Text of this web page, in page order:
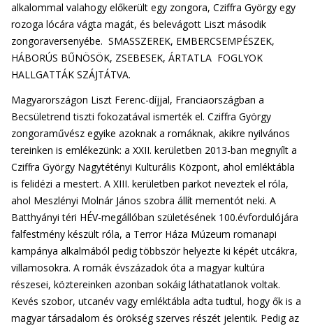
alkalommal valahogy előkerült egy zongora, Cziffra György egy
rozoga lócára vágta magát, és belevágott Liszt második
zongoraversenyébe. SMASSZEREK, EMBERCSEMPÉSZEK,
HÁBORÚS BŰNÖSÖK, ZSEBESEK, ÁRTATLA FOGLYOK
HALLGATTÁK SZÁJTÁTVA.
Magyarországon Liszt Ferenc-díjjal, Franciaországban a
Becsületrend tiszti fokozatával ismerték el. Cziffra György
zongoraművész egyike azoknak a romáknak, akikre nyilvános
tereinken is emlékezünk: a XXII. kerületben 2013-ban megnyílt a
Cziffra György Nagytétényi Kulturális Központ, ahol emléktábla
is felidézi a mestert. A XIII. kerületben parkot neveztek el róla,
ahol Meszlényi Molnár János szobra állít mementót neki. A
Batthyányi téri HÉV-megállóban születésének 100.évfordulójára
falfestmény készült róla, a Terror Háza Múzeum romanapi
kampánya alkalmából pedig többször helyezte ki képét utcákra,
villamosokra. A romák évszázadok óta a magyar kultúra
részesei, köztereinken azonban sokáig láthatatlanok voltak.
Kevés szobor, utcanév vagy emléktábla adta tudtul, hogy ők is a
magyar társadalom és örökség szerves részét jelentik. Pedig az